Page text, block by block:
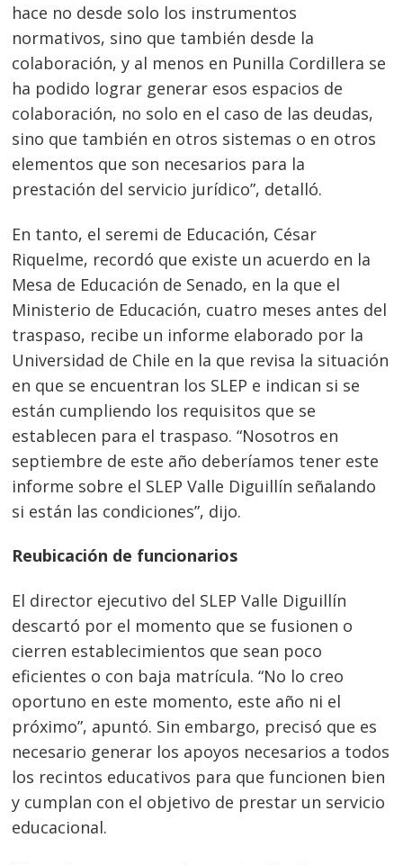
hace no desde solo los instrumentos
normativos, sino que también desde la
colaboración, y al menos en Punilla Cordillera se
ha podido lograr generar esos espacios de
colaboración, no solo en el caso de las deudas,
sino que también en otros sistemas o en otros
elementos que son necesarios para la
prestación del servicio jurídico”, detalló.
En tanto, el seremi de Educación, César
Riquelme, recordó que existe un acuerdo en la
Mesa de Educación de Senado, en la que el
Ministerio de Educación, cuatro meses antes del
traspaso, recibe un informe elaborado por la
Universidad de Chile en la que revisa la situación
en que se encuentran los SLEP e indican si se
están cumpliendo los requisitos que se
establecen para el traspaso. “Nosotros en
septiembre de este año deberíamos tener este
informe sobre el SLEP Valle Diguillín señalando
si están las condiciones”, dijo.
Reubicación de funcionarios
El director ejecutivo del SLEP Valle Diguillín
descartó por el momento que se fusionen o
cierren establecimientos que sean poco
eficientes o con baja matrícula. “No lo creo
oportuno en este momento, este año ni el
próximo”, apuntó. Sin embargo, precisó que es
necesario generar los apoyos necesarios a todos
los recintos educativos para que funcionen bien
y cumplan con el objetivo de prestar un servicio
educacional.